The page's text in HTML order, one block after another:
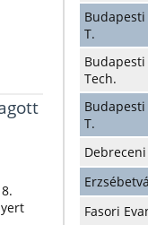
T.
Tech.
T.
Fasori